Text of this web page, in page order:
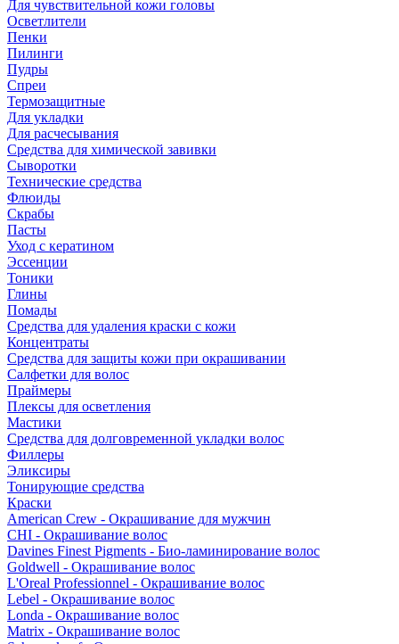
Для чувствительной кожи головы
Осветлители
Пенки
Пилинги
Пудры
Спреи
Термозащитные
Для укладки
Для расчесывания
Средства для химической завивки
Сыворотки
Технические средства
Флюиды
Скрабы
Пасты
Уход с кератином
Эссенции
Тоники
Глины
Помады
Средства для удаления краски с кожи
Концентраты
Средства для защиты кожи при окрашивании
Салфетки для волос
Праймеры
Плексы для осветления
Мастики
Средства для долговременной укладки волос
Филлеры
Эликсиры
Тонирующие средства
Краски
American Crew - Окрашивание для мужчин
CHI - Окрашивание волос
Davines Finest Pigments - Био-ламинирование волос
Goldwell - Окрашивание волос
L'Oreal Professionnel - Окрашивание волос
Lebel - Окрашивание волос
Londa - Окрашивание волос
Matrix - Окрашивание волос